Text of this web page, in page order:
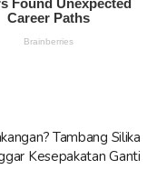
Tambang Silika
Kesepakatan Ganti